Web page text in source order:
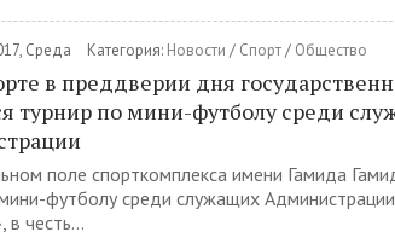
Среда Категория: Новости / Спорт/ Общество
в преддверии дня
турнир по мини-футболу среди
поле спорткомплекса имени Гамида
футболу среди служащих
в честь...